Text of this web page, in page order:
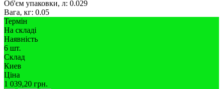
Об'єм упаковки, л: 0.029
Вага, кг: 0.05
Термін
На складі
Наявність
6 шт.
Склад
Киев
Ціна
1 039,20 грн.